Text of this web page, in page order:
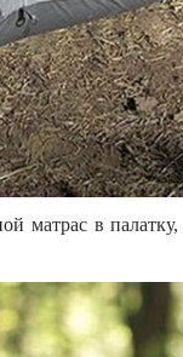
матрас в